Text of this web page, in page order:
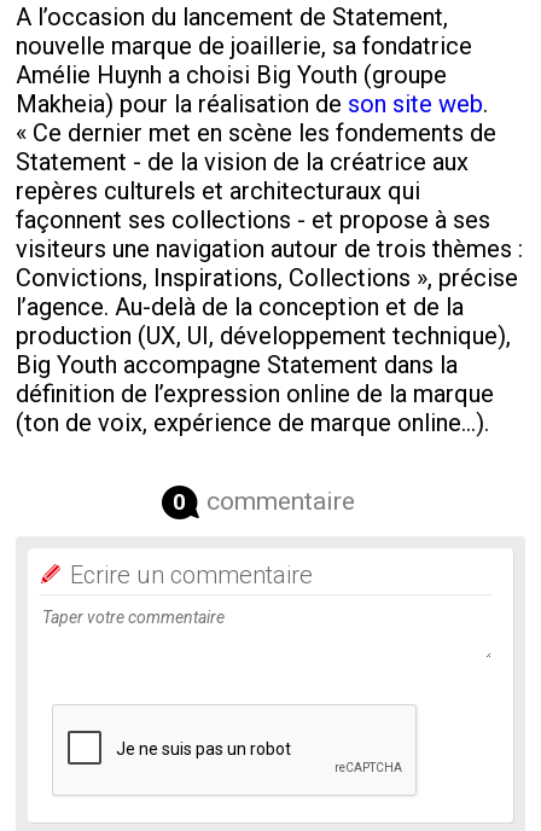
A l’occasion du lancement de Statement,
nouvelle marque de joaillerie, sa fondatrice
Amélie Huynh a choisi Big Youth (groupe
Makheia) pour la réalisation de son site web.
« Ce dernier met en scène les fondements de
Statement - de la vision de la créatrice aux
repères culturels et architecturaux qui
façonnent ses collections - et propose à ses
visiteurs une navigation autour de trois thèmes :
Convictions, Inspirations, Collections », précise
l’agence. Au-delà de la conception et de la
production (UX, UI, développement technique),
Big Youth accompagne Statement dans la
définition de l’expression online de la marque
(ton de voix, expérience de marque online...).
0 commentaire
Ecrire un commentaire